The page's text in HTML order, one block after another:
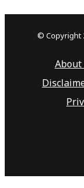
© Copyright
About